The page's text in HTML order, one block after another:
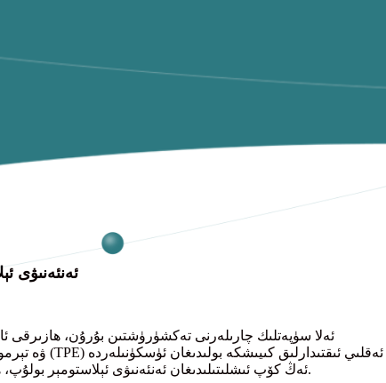
ئەنئەنىۋى
ئەلا سۈپەتلىك چارىلەرنى تەكشۈرۈشتىن بۇرۇن، ھازىرقى
ئەڭ كۆپ ئىشلىتىلىدىغان ئەنئەنىۋى ئېلاستومېر بولۇپ، ھەر بىرىنىڭ ئۆزىگە خاس ئالاھىدىلىكلىرى ۋە كۆرۈنەرلىك كەمچىلىكلىرى بار.